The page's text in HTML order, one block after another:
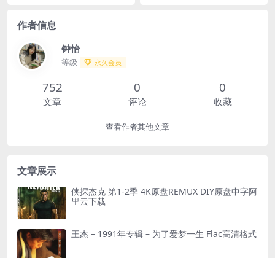
作者信息
钟怡
等级 永久会员
752
文章
0
评论
0
收藏
查看作者其他文章
文章展示
侠探杰克 第1-2季 4K原盘REMUX DIY原盘中字阿
里云下载
王杰 – 1991年专辑 – 为了爱梦一生 Flac高清格式